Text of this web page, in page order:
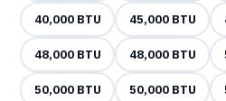
40,000 BTU
45,000 BTU
48,000 BTU
48,000 BTU
50,000 BTU
50,000 BTU